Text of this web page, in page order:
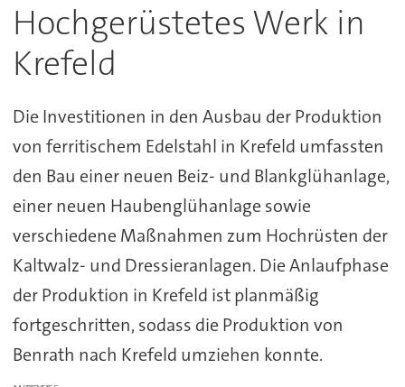
Hochgerüstetes Werk in
Krefeld
Die Investitionen in den Ausbau der Produktion
von ferritischem Edelstahl in Krefeld umfassten
den Bau einer neuen Beiz- und Blankglühanlage,
einer neuen Haubenglühanlage sowie
verschiedene Maßnahmen zum Hochrüsten der
Kaltwalz- und Dressieranlagen. Die Anlaufphase
der Produktion in Krefeld ist planmäßig
fortgeschritten, sodass die Produktion von
Benrath nach Krefeld umziehen konnte.